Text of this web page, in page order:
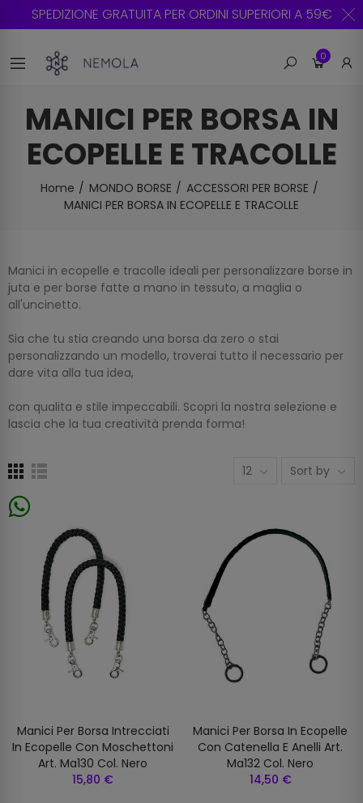
SPEDIZIONE GRATUITA PER ORDINI SUPERIORI A 59€
0
MANICI PER BORSA IN
ECOPELLE E TRACOLLE
Home MONDO BORSE
ACCESSORI PER BORSE
MANICI PER BORSA IN ECOPELLE E TRACOLLE
Manici in ecopelle e tracolle ideali per personalizzare borse in
juta e per borse fatte a mano in tessuto, a maglia o
all'uncinetto.
Sia che tu stia creando una borsa da zero o stai
personalizzando un modello, troverai tutto il necessario per
dare vita alla tua idea,
con qualita e stile impeccabili. Scopri la nostra selezione e
lascia che la tua creatività prenda forma!
12 Sort by
Manici Per Borsa Intrecciati
In Ecopelle Con Moschettoni
Art. Ma130 Col. Nero
15,80 €
Manici Per Borsa In Ecopelle
Con Catenella E Anelli Art.
Ma132 Col. Nero
14,50 €